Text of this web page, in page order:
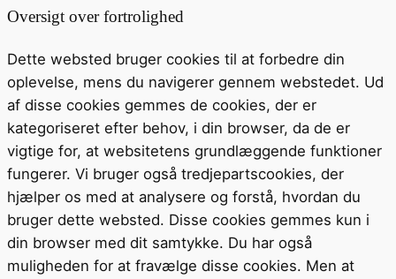
Oversigt over fortrolighed
Dette websted bruger cookies til at forbedre din
oplevelse, mens du navigerer gennem webstedet. Ud
af disse cookies gemmes de cookies, der er
kategoriseret efter behov, i din browser, da de er
vigtige for, at websitetens grundlæggende funktioner
fungerer. Vi bruger også tredjepartscookies, der
hjælper os med at analysere og forstå, hvordan du
bruger dette websted. Disse cookies gemmes kun i
din browser med dit samtykke. Du har også
muligheden for at fravælge disse cookies. Men at